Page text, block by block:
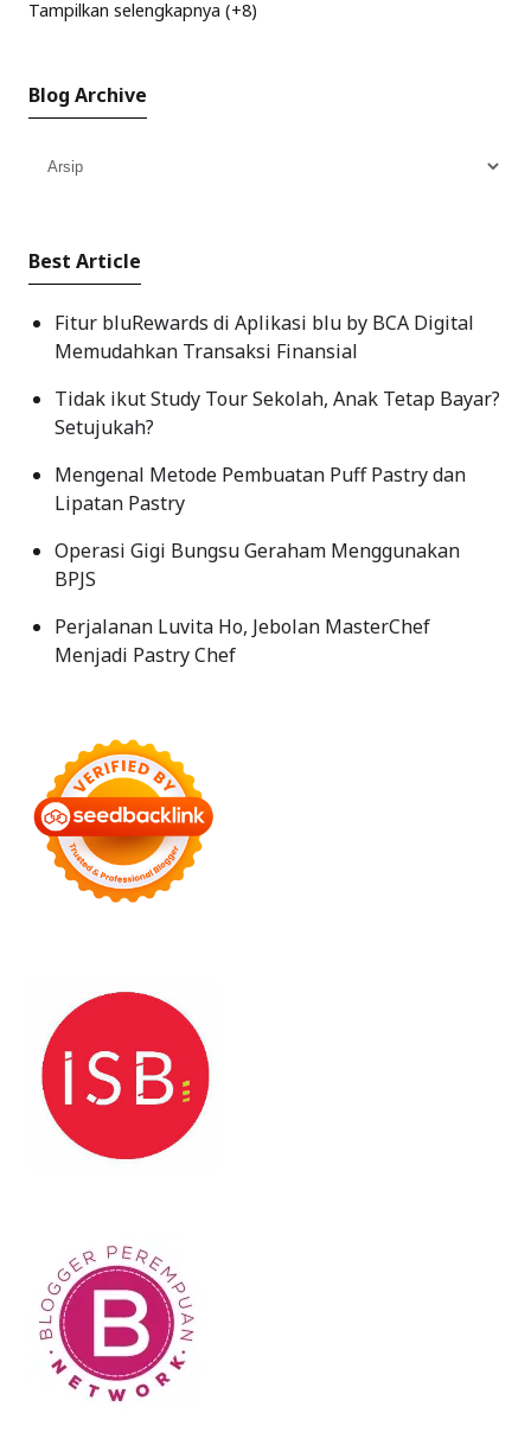
Tampilkan selengkapnya (+8)
Blog Archive
Best Article
Fitur bluRewards di Aplikasi blu by BCA Digital
Memudahkan Transaksi Finansial
Tidak ikut Study Tour Sekolah, Anak Tetap Bayar?
Setujukah?
Mengenal Metode Pembuatan Puff Pastry dan
Lipatan Pastry
Operasi Gigi Bungsu Geraham Menggunakan
BPJS
Perjalanan Luvita Ho, Jebolan MasterChef
Menjadi Pastry Chef